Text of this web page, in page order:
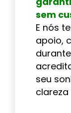
sem
E nós
apoio,
seu